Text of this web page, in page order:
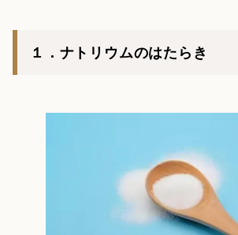
１．ナトリウムのはたらき